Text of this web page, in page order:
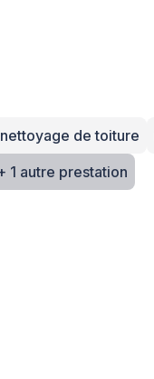
nettoyage de toiture
+ 1 autre prestation